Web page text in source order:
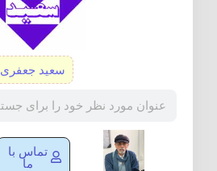
سعید جعفری
تماس با
ما